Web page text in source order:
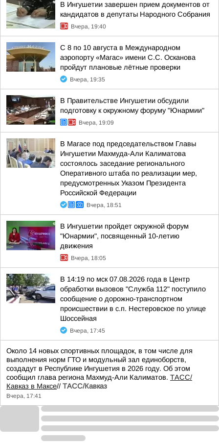
В Ингушетии завершен прием документов от
кандидатов в депутаты Народного Собрания
Вчера, 19:40
С 8 по 10 августа в Международном
аэропорту «Магас» имени С.С. Осканова
пройдут плановые лётные проверки
Вчера, 19:35
В Правительстве Ингушетии обсудили
подготовку к окружному форуму "Юнармии"
Вчера, 19:09
В Магасе под председательством Главы
Ингушетии Махмуда-Али Калиматова
состоялось заседание регионального
Оперативного штаба по реализации мер,
предусмотренных Указом Президента
Российской Федерации
Вчера, 18:51
В Ингушетии пройдет окружной форум
"Юнармии", посвященный 10-летию
движения
Вчера, 18:05
В 14:19 по мск 07.08.2026 года в Центр
обработки вызовов "Служба 112" поступило
сообщение о дорожно-транспортном
происшествии в с.п. Нестеровское по улице
Шоссейная
Вчера, 17:45
Около 14 новых спортивных площадок, в том числе для
выполнения норм ГТО и модульный зал единоборств,
создадут в Республике Ингушетия в 2026 году. Об этом
сообщил глава региона Махмуд-Али Калиматов. ТАСС/
Кавказ в Максе// ТАСС/Кавказ
Вчера, 17:41